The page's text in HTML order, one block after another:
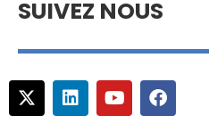
SUIVEZ NOUS